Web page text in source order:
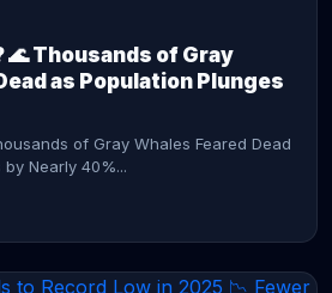
🌊 Thousands of Gray
as Population Plunges
of Gray Whales Feared Dead
Nearly 40%...